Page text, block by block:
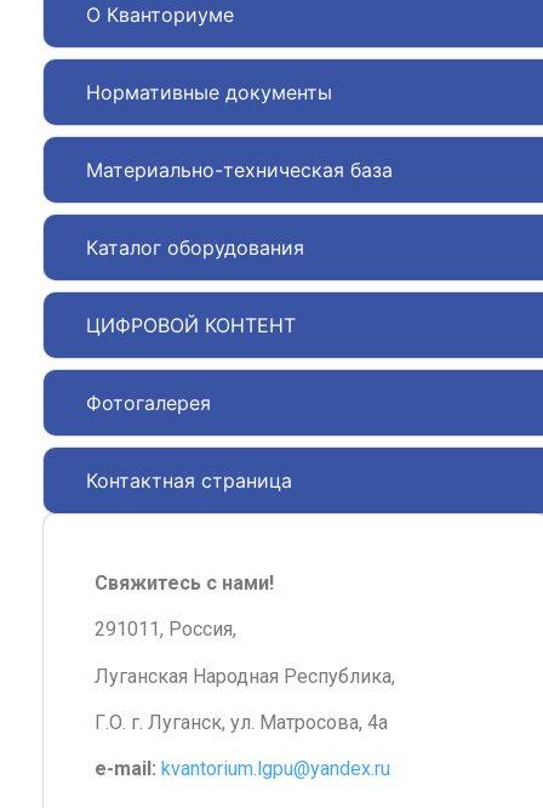
О Кванториуме
Нормативные документы
Материально-техническая база
Каталог оборудования
ЦИФРОВОЙ КОНТЕНТ
Фотогалерея
Контактная страница
Свяжитесь с нами!
291011, Россия,
Луганская Народная Республика,
Г.О. г. Луганск, ул. Матросова, 4а
e-mail: kvantorium.lgpu@yandex.ru